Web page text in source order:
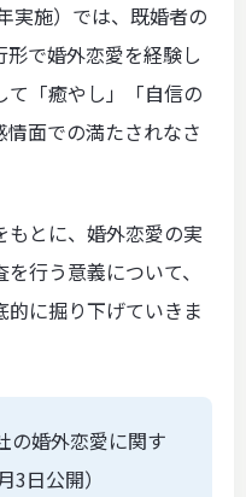
実施）では、既婚者の
で婚外恋愛を経験し
て「癒やし」「自信の
面での満たされなさ
とに、婚外恋愛の実
行う意義について、
に掘り下げていきま
の婚外恋愛に関す
3日公開）